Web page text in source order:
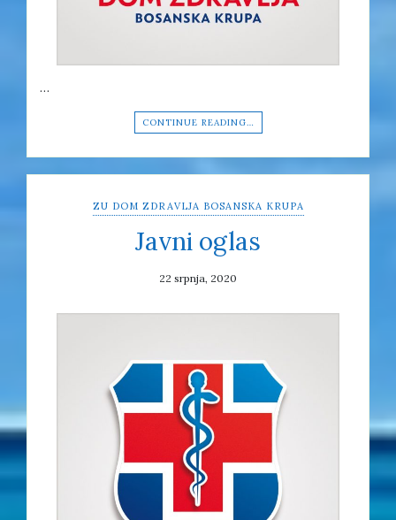
…
CONTINUE READING…
ZU DOM ZDRAVLJA BOSANSKA KRUPA
Javni oglas
22 srpnja, 2020